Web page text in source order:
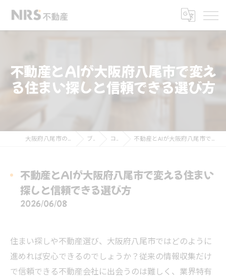
不動産とAIが大阪府八尾市で変え
る住まい探しと信頼できる選び方
大阪府八尾市の不動産ならNRS不動産 ブログ コラム 不動産とAIが大阪府八尾市で変える住まい探しと信頼できる選び方
不動産とAIが大阪府八尾市で変える住まい
探しと信頼できる選び方
2026/06/08
住まい探しや不動産選び、大阪府八尾市ではどのように
進めれば安心できるのでしょうか？従来の情報収集だけ
で信頼できる不動産会社に出会うのは難しく、業界特有